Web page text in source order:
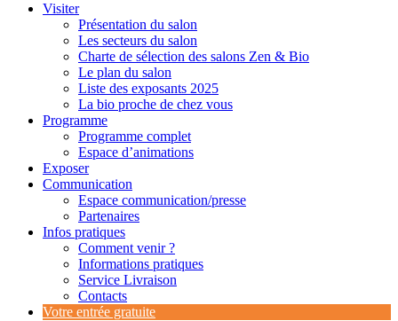
Visiter
Présentation du salon
Les secteurs du salon
Charte de sélection des salons Zen & Bio
Le plan du salon
Liste des exposants 2025
La bio proche de chez vous
Programme
Programme complet
Espace d’animations
Exposer
Communication
Espace communication/presse
Partenaires
Infos pratiques
Comment venir ?
Informations pratiques
Service Livraison
Contacts
Votre entrée gratuite